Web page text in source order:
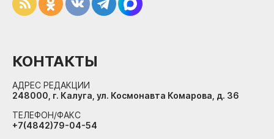
КОНТАКТЫ
АДРЕС РЕДАКЦИИ
248000, г. Калуга, ул. Космонавта Комарова, д. 36
ТЕЛЕФОН/ФАКС
+7(4842)79-04-54